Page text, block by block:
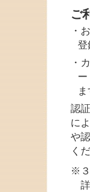
ご
・
登
・
ま
認
に
や
く
※３
詳